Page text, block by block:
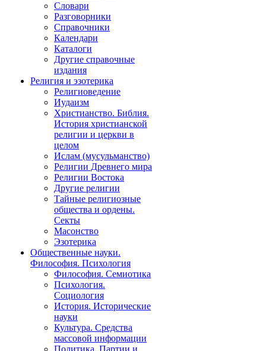
Словари
Разговорники
Справочники
Календари
Каталоги
Другие справочные
издания
Религия и эзотерика
Религиоведение
Иудаизм
Христианство. Библия.
История христианской
религии и церкви в
целом
Ислам (мусульманство)
Религии Древнего мира
Религии Востока
Другие религии
Тайные религиозные
общества и ордены.
Секты
Масонство
Эзотерика
Общественные науки.
Философия. Психология
Философия. Семиотика
Психология.
Социология
История. Исторические
науки
Культура. Средства
массовой информации
Политика. Партии и